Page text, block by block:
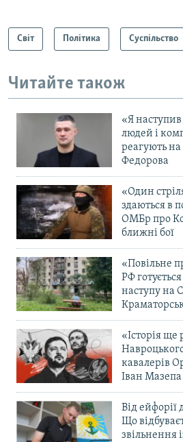
Світ Політика Суспільство
Читайте також
«Я наступив
людей і
реагують
Федорова
«Один
здаються в
ОМБр про
ближні бої
«Повільне
РФ
наступу на
«Історія ще
кавалерів
Іван Мазепа
Від
Що
звільнення